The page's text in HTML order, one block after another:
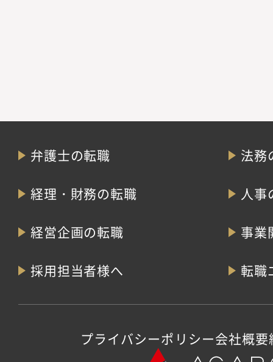
弁護士の転職 法務
経理・財務の転職 人事
経営企画の転職 事業
採用担当者様へ 転職
プライバシーポリシー会社概要